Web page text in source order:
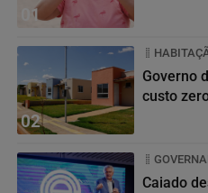
01
02
Governo
custo
Caiado